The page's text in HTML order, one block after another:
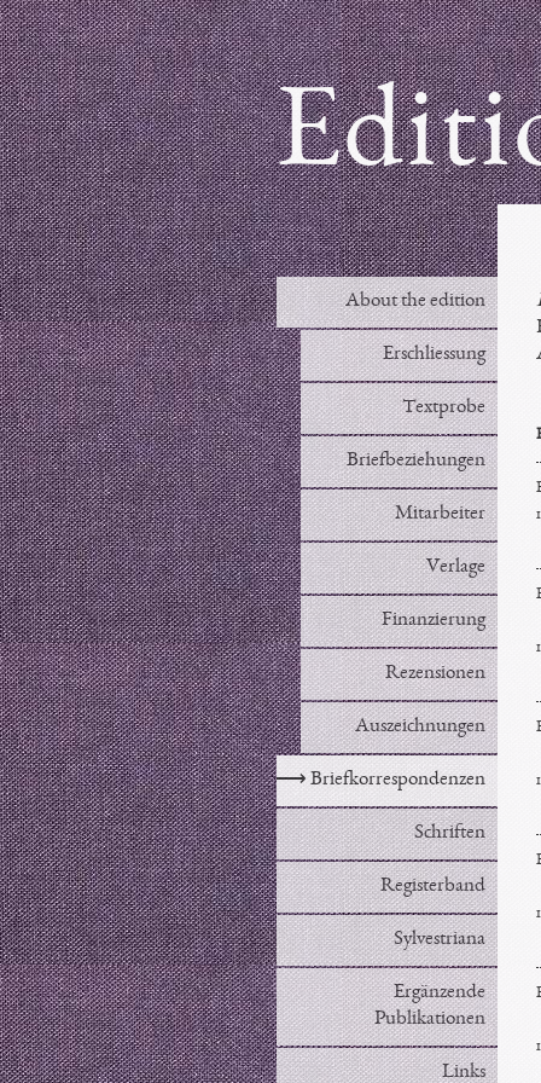
About the edition
Erschliessung
Textprobe
Briefbeziehungen
Mitarbeiter
Verlage
Finanzierung
Rezensionen
Auszeichnungen
⟶ Briefkorrespondenzen
Schriften
Registerband
Sylvestriana
Ergänzende
Publikationen
Links